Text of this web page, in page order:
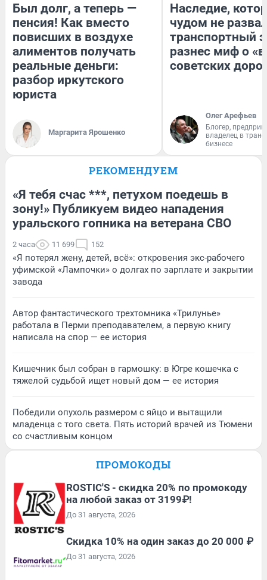
Был долг, а теперь —
пенсия! Как вместо
повисших в воздухе
алиментов получать
реальные деньги:
разбор иркутского
юриста
Маргарита Ярошенко
Наследие,
чудом не
транспортный
разнес миф о
советских
Олег Арефьев
Блогер,
владелец в
бизнесе
РЕКОМЕНДУЕМ
«Я тебя счас ***, петухом поедешь в
зону!» Публикуем видео нападения
уральского гопника на ветерана СВО
2 часа 11 699 152
«Я потерял жену, детей, всё»: откровения экс-рабочего
уфимской «Лампочки» о долгах по зарплате и закрытии
завода
Автор фантастического трехтомника «Трилунье»
работала в Перми преподавателем, а первую книгу
написала на спор — ее история
Кишечник был собран в гармошку: в Югре кошечка с
тяжелой судьбой ищет новый дом — ее история
Победили опухоль размером с яйцо и вытащили
младенца с того света. Пять историй врачей из Тюмени
со счастливым концом
ПРОМОКОДЫ
ROSTIC'S - скидка 20% по промокоду
на любой заказ от 3199₽!
До 31 августа, 2026
Скидка 10% на один заказ до 20 000 ₽
До 31 августа, 2026